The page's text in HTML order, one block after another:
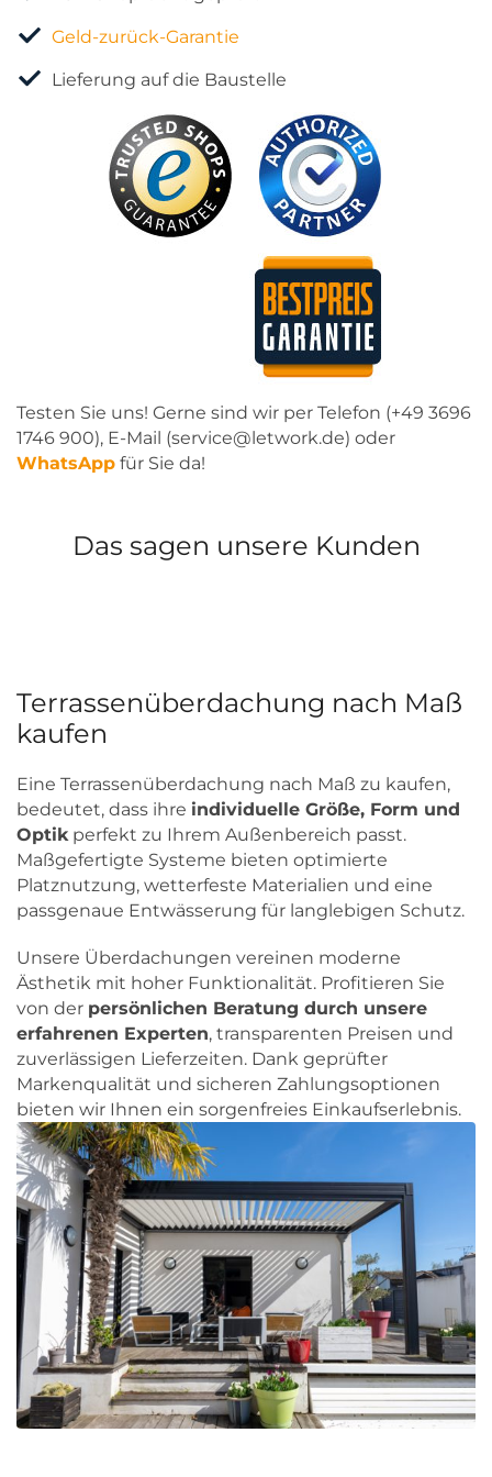
Geld-zurück-Garantie
Lieferung auf die Baustelle
Testen Sie uns! Gerne sind wir per Telefon (+49 3696
1746 900), E-Mail (service@letwork.de) oder
WhatsApp für Sie da!
Das sagen unsere Kunden
Terrassenüberdachung nach Maß
kaufen
Eine Terrassenüberdachung nach Maß zu kaufen,
bedeutet, dass ihre individuelle Größe, Form und
Optikperfekt zu Ihrem Außenbereich passt.
Maßgefertigte Systeme bieten optimierte
Platznutzung, wetterfeste Materialien und eine
passgenaue Entwässerung für langlebigen Schutz.
Unsere Überdachungen vereinen moderne
Ästhetik mit hoher Funktionalität. Profitieren Sie
von der persönlichen Beratung durch unsere
erfahrenen Experten, transparenten Preisen und
zuverlässigen Lieferzeiten. Dank geprüfter
Markenqualität und sicheren Zahlungsoptionen
bieten wir Ihnen ein sorgenfreies Einkaufserlebnis.